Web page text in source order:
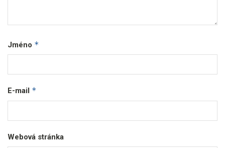
Jméno *
E-mail *
Webová stránka